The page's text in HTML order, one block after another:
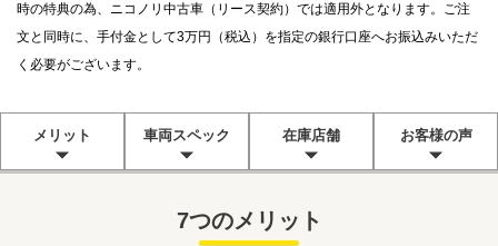
時の特典の為、ニコノリ中古車（リース契約）では適用外となります。ご注
文と同時に、手付金として3万円（税込）を指定の銀行口座へお振込みいただ
く必要がございます。
メリット 車両スペック 在庫店舗 お客様の声
7つのメリット